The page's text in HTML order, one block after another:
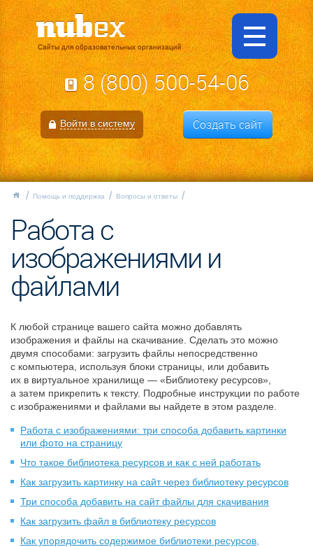
Сайты для образовательных организаций
8 (800) 500-54-06
Войти в систему Создать сайт
Помощь и поддержка Вопросы и ответы
Работа с
изображениями и
файлами
К любой странице вашего сайта можно добавлять
изображения и файлы на скачивание. Сделать это можно
двумя способами: загрузить файлы непосредственно
с компьютера, используя блоки страницы, или добавить
их в виртуальное хранилище — «Библиотеку ресурсов»,
а затем прикрепить к тексту. Подробные инструкции по работе
с изображениями и файлами вы найдете в этом разделе.
Работа с изображениями: три способа добавить картинки
или фото на страницу
Что такое библиотека ресурсов и как с ней работать
Как загрузить картинку на сайт через библиотеку ресурсов
Три способа добавить на сайт файлы для скачивания
Как загрузить файл в библиотеку ресурсов
Как упорядочить содержимое библиотеки ресурсов,